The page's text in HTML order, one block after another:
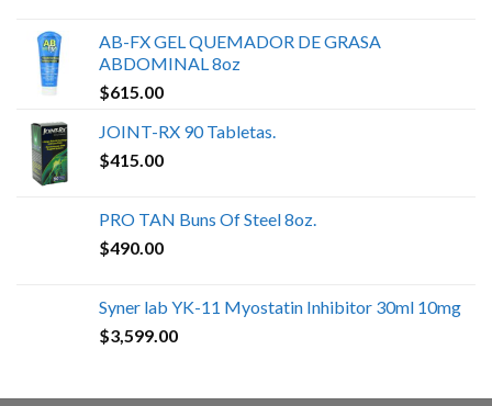
AB-FX GEL QUEMADOR DE GRASA
ABDOMINAL 8oz
$615.00
JOINT-RX 90 Tabletas.
$415.00
PRO TAN Buns Of Steel 8oz.
$490.00
Syner lab YK-11 Myostatin Inhibitor 30ml 10mg
$3,599.00